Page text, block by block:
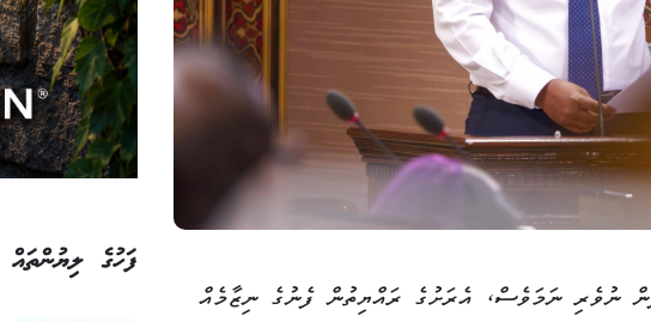
ނުވެރި ނަމަވެސް، އެރަށުގެ ރައްޔިތުން ފެނުގެ ނިޒާމެއް
ފަހުގެ ލިޔުންތައް